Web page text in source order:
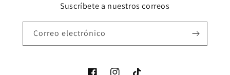
Suscríbete a nuestros correos
Correo electrónico